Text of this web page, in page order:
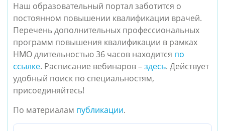
Наш образовательный портал заботится о
постоянном повышении квалификации врачей.
Перечень дополнительных профессиональных
программ повышения квалификации в рамках
НМО длительностью 36 часов находится по
ссылке. Расписание вебинаров –здесь. Действует
удобный поиск по специальностям,
присоединяйтесь!
По материалам публикации.